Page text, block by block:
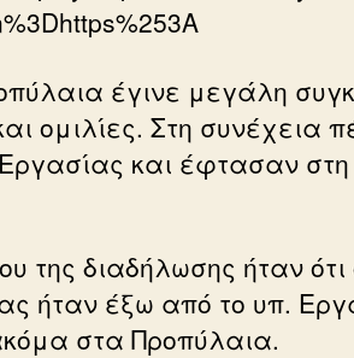
έγινε μεγάλη
ομιλίες. Στη συνέχεια
και έφτασαν
της διαδήλωσης ήταν
ήταν έξω από το υπ.
στα Προπύλαια.